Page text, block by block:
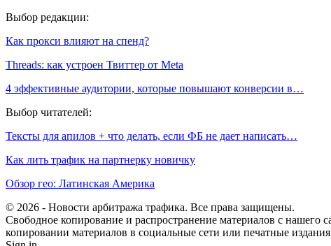
Выбор редакции:
Как прокси влияют на спенд?
Threads: как устроен Твиттер от Meta
4 эффективные аудитории, которые повышают конверсии в…
Выбор читателей:
Тексты для апилов + что делать, если ФБ не дает написать…
Как лить трафик на партнерку новичку
Обзор гео: Латинская Америка
© 2026 - Новости арбитража трафика. Все права защищены.
Свободное копирование и распространение материалов с нашего
копировании материалов в социальные сети или печатные